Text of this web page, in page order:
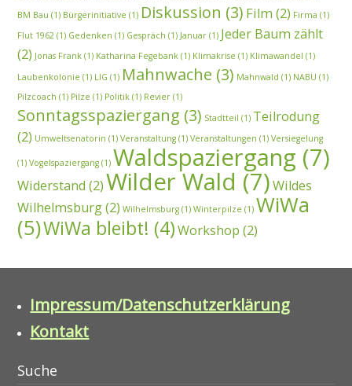
BM Bau (1) Bürgerinitiative (1) Diskussion (3) Film (2) Firma (1)
Flut 1962 (1) Gedenken (1) Gespräch (1) Januar (1) Jeder Baum zählt
(2) Jonas Frank (1) Katharina Fegebank (1) Klimakrise (1) Klimawandel (1)
Laubenkolonie (1) LIG (1) Mahnwache (3) Mahnwald (1) NABU (1)
Pilzcoach (1) Pilze (1) Politik (1) Revier (1)
Sonntagsspaziergang (3) Stadtteil (1) Teilrodung
(2) Umweltsenatorin (1) Veranstaltung (1) Veranstaltungen (1) Versiegelung
(1) Vogelspaziergang (1) Waldspaziergang (7)
Widerstand (2) Wilder Wald (7) Wildes
Wilhelmsburg(2) Wilhelmsburg (1) Winterpilze (1) WiWa
(5)WiWa bleibt! (4) Workshop (2)
Impressum/Datenschutzerklärung
Kontakt
Suche